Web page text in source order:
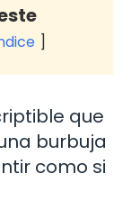
que
burbuja
como si